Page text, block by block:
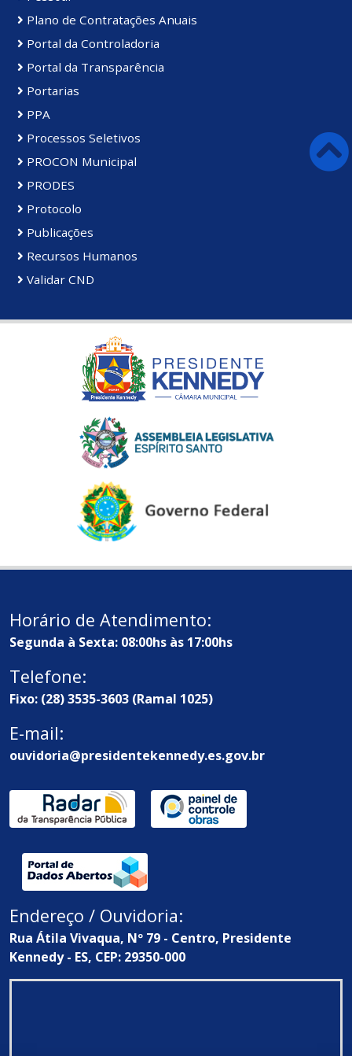
Plano de Contratações Anuais
Portal da Controladoria
Portal da Transparência
Portarias
PPA
Processos Seletivos
PROCON Municipal
PRODES
Protocolo
Publicações
Recursos Humanos
Validar CND
Horário de Atendimento:
Segunda à Sexta: 08:00hs às 17:00hs
Telefone:
Fixo: (28) 3535-3603 (Ramal 1025)
E-mail:
ouvidoria@presidentekennedy.es.gov.br
Endereço / Ouvidoria:
Rua Átila Vivaqua, Nº 79 - Centro, Presidente
Kennedy - ES, CEP: 29350-000